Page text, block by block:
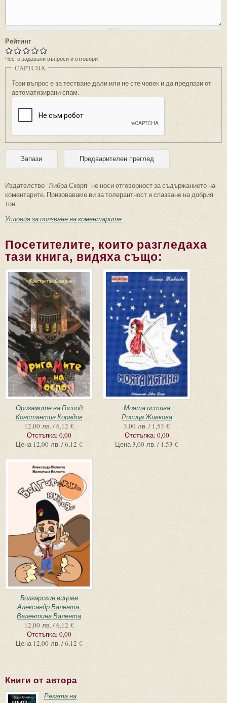
Рейтинг
Често задавани въпроси и отговори
CAPTCHA
Този въпрос е за тестване дали или не сте човек и да предпази от
автоматизирани спам.
Издателство "Либра Скорп" не носи отговорност за съдържанието на
коментарите. Призоваваме ви за толерантност и спазване на добрия
тон.
Условия за ползване на коментарите
Посетителите, които разгледаха
тази книга, видяха също:
Оригамите на Господ
Константин Корадов
12,00 лв. / 6,12 €
Отстъпка: 0,00
Цена 12,00 лв. / 6,12 €
Моята истина
Росица Живкова
3,00 лв. / 1,53 €
Отстъпка: 0,00
Цена3,00 лв. / 1,53 €
Болгарские вицове
Александр Валента,
Валентина Валента
12,00 лв. / 6,12 €
Отстъпка: 0,00
Цена 12,00 лв. / 6,12 €
Книги от автора
Реката на